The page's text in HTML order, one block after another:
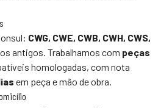
CWG, CWE, CWB, CWH, CWS,
antigos. Trabalhamos com peças
homologadas, com nota
em peça e mão de obra.